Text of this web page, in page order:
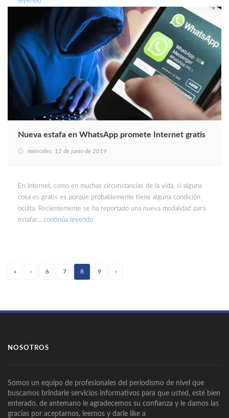
Nueva estafa en WhatsApp promete Internet gratis
miércoles, 12 de junio de 2019
En Internet, como en muchas circunstancias de la vida, si alguna
cosa es gratis es porque probablemente tiene alguna condición
oculta. Recientemente se ha reportado una nueva modalidad para
estafar… continúa leyendo
« ‹ 6 7 8
(current)
9 ›
NOSOTROS
Somos un equipo de profesionales del periodismo de nivel que
buscamos brindarle servicios informativos para que usted, esté bien
enterado, de antemano le agradecemos su confianza y le damos las
gracias por aceptarnos, leernos y darle like a